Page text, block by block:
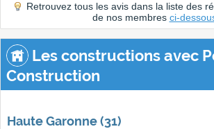
Retrouvez tous les avis dans la liste des
de nos membres ci-
Les constructions avec
Construction
Haute Garonne (31)